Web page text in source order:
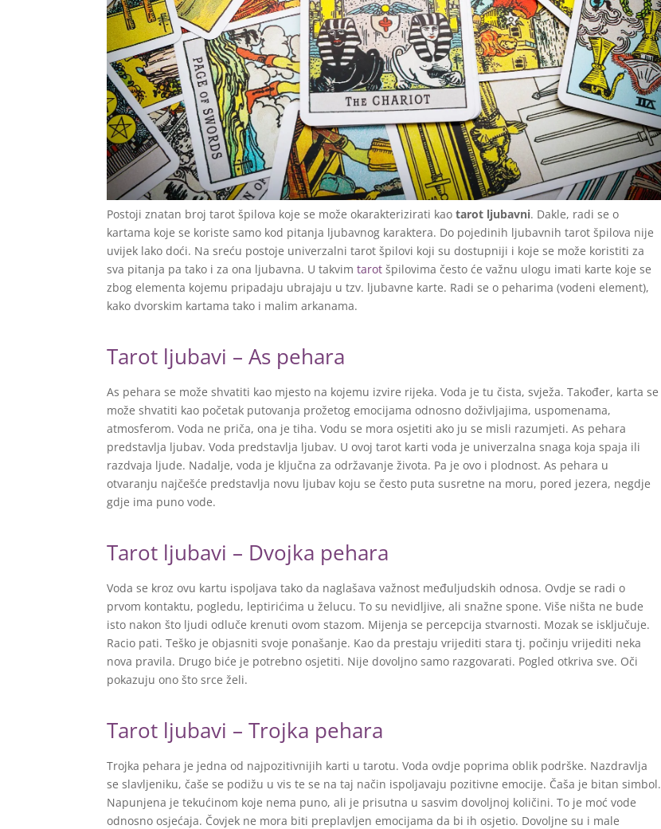
Postoji znatan broj tarot špilova koje se može okarakterizirati kaotarot ljubavni. Dakle, radi se o
kartama koje se koriste samo kod pitanja ljubavnog karaktera. Do pojedinih ljubavnih tarot špilova nije
uvijek lako doći. Na sreću postoje univerzalni tarot špilovi koji su dostupniji i koje se može koristiti za
sva pitanja pa tako i za ona ljubavna. U takvimtarot špilovima često će važnu ulogu imati karte koje se
zbog elementa kojemu pripadaju ubrajaju u tzv. ljubavne karte. Radi se o peharima (vodeni element),
kako dvorskim kartama tako i malim arkanama.
Tarot ljubavi – As pehara
As pehara se može shvatiti kao mjesto na kojemu izvire rijeka. Voda je tu čista, svježa. Također, karta se
može shvatiti kao početak putovanja prožetog emocijama odnosno doživljajima, uspomenama,
atmosferom. Voda ne priča, ona je tiha. Vodu se mora osjetiti ako ju se misli razumjeti. As pehara
predstavlja ljubav. Voda predstavlja ljubav. U ovoj tarot karti voda je univerzalna snaga koja spaja ili
razdvaja ljude. Nadalje, voda je ključna za održavanje života. Pa je ovo i plodnost. As pehara u
otvaranju najčešće predstavlja novu ljubav koju se često puta susretne na moru, pored jezera, negdje
gdje ima puno vode.
Tarot ljubavi – Dvojka pehara
Voda se kroz ovu kartu ispoljava tako da naglašava važnost međuljudskih odnosa. Ovdje se radi o
prvom kontaktu, pogledu, leptirićima u želucu. To su nevidljive, ali snažne spone. Više ništa ne bude
isto nakon što ljudi odluče krenuti ovom stazom. Mijenja se percepcija stvarnosti. Mozak se isključuje.
Racio pati. Teško je objasniti svoje ponašanje. Kao da prestaju vrijediti stara tj. počinju vrijediti neka
nova pravila. Drugo biće je potrebno osjetiti. Nije dovoljno samo razgovarati. Pogled otkriva sve. Oči
pokazuju ono što srce želi.
Tarot ljubavi – Trojka pehara
Trojka pehara je jedna od najpozitivnijih karti u tarotu. Voda ovdje poprima oblik podrške. Nazdravlja
se slavljeniku, čaše se podižu u vis te se na taj način ispoljavaju pozitivne emocije. Čaša je bitan simbol.
Napunjena je tekućinom koje nema puno, ali je prisutna u sasvim dovoljnoj količini. To je moć vode
odnosno osjećaja. Čovjek ne mora biti preplavljen emocijama da bi ih osjetio. Dovoljne su i male